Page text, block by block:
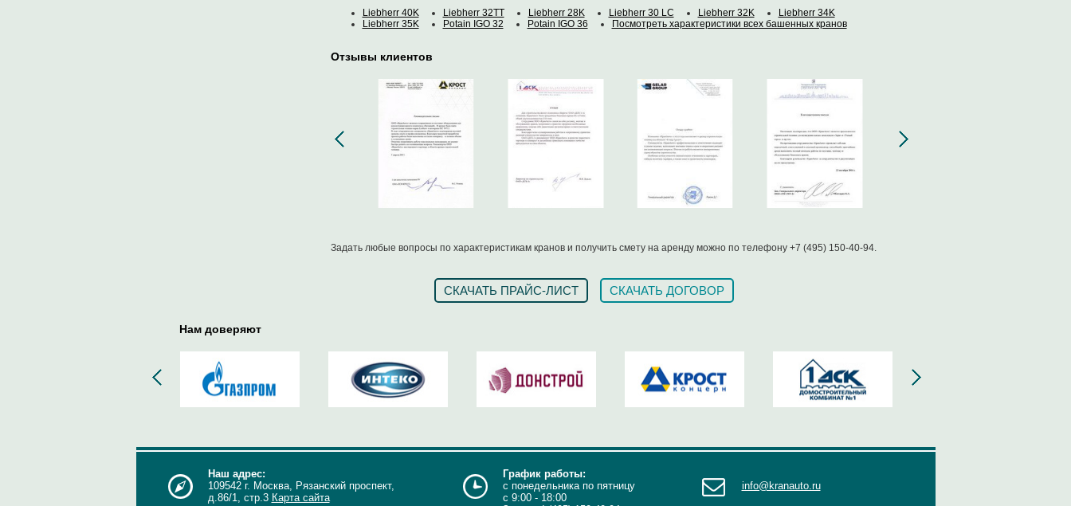
Liebherr 40K
Liebherr 32TT Liebherr 28K Liebherr 30 LC Liebherr 32K
Liebherr 34K
Liebherr 35K
Potain IGO 32 Potain IGO 36 Посмотреть характеристики всех башенных кранов
Отзывы клиентов
Задать любые вопросы по характеристикам кранов и получить смету на аренду можно по телефону +7 (495) 150-40-94.
СКАЧАТЬ ПРАЙС-ЛИСТ СКАЧАТЬ ДОГОВОР
Нам доверяют
Наш адрес:
109542 г. Москва, Рязанский проспект,
д.86/1, стр.3 Карта сайта
График работы:
с понедельника по пятницу
с 9:00 - 18:00
info@kranauto.ru